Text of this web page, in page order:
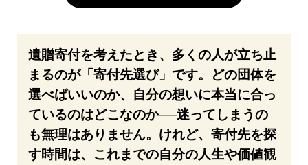
遺贈寄付を考えたとき、多くの人が立ち止
まるのが「寄付先選び」です。どの団体を
選べばいいのか、自分の想いに本当に合っ
ているのはどこなのか──迷ってしまうの
も無理はありません。けれど、寄付先を探
す時間は、これまでの自分の人生や価値観